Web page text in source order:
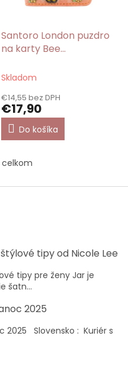
Santoro London puzdro
na karty Bee
Skladom
€14,55 bez DPH
€17,90
Do košíka
celkom
tipy od Nicole Lee
tipy pre ženy Jar je
šatn...
2025
2025 Slovensko : Kuriér s